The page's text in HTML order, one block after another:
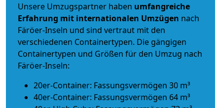
Unsere Umzugspartner haben umfangreiche
Erfahrung mit internationalen Umzügen nach
Färöer-Inseln und sind vertraut mit den
verschiedenen Containertypen. Die gängigen
Containertypen und Größen für den Umzug nach
Färöer-Inseln:
20er-Container: Fassungsvermögen 30 m³
40er-Container: Fassungsvermögen 64 m³